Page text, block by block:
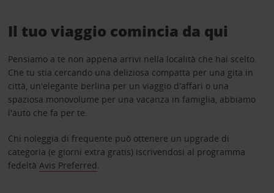
Il tuo viaggio comincia da qui
Pensiamo a te non appena arrivi nella località che hai scelto.
Che tu stia cercando una deliziosa compatta per una gita in
città, un'elegante berlina per un viaggio d'affari o una
spaziosa monovolume per una vacanza in famiglia, abbiamo
l'auto che fa per te.
Chi noleggia di frequente può ottenere un upgrade di
categoria (e giorni extra gratis) iscrivendosi al programma
fedeltà Avis Preferred.